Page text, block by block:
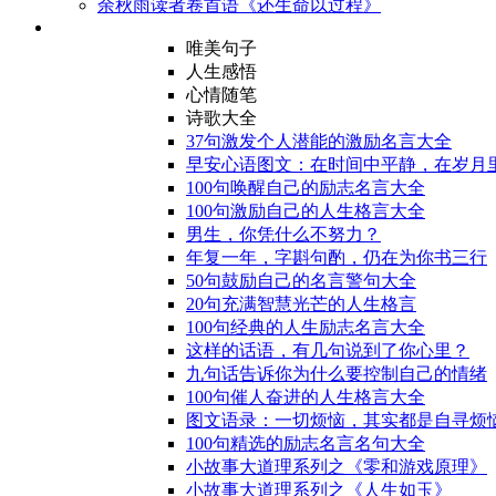
余秋雨读者卷首语《还生命以过程》
唯美句子
人生感悟
心情随笔
诗歌大全
37句激发个人潜能的激励名言大全
早安心语图文：在时间中平静，在岁月
100句唤醒自己的励志名言大全
100句激励自己的人生格言大全
男生，你凭什么不努力？
年复一年，字斟句酌，仍在为你书三行
50句鼓励自己的名言警句大全
20句充满智慧光芒的人生格言
100句经典的人生励志名言大全
这样的话语，有几句说到了你心里？
九句话告诉你为什么要控制自己的情绪
100句催人奋进的人生格言大全
图文语录：一切烦恼，其实都是自寻烦
100句精选的励志名言名句大全
小故事大道理系列之《零和游戏原理》
小故事大道理系列之《人生如玉》